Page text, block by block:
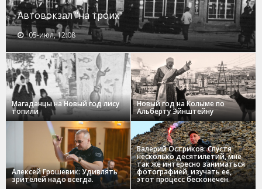
Автовокзал "на троих"
05-июл, 12:08
Магаданцы на Новый год лису
топили
Новый год на Колыме по
Альберту Эйнштейну
Алексей Грошевик: Удивлять
зрителей надо всегда.
Валерий Остриков: Спустя
несколько десятилетий, мне
так же интересно заниматься
фотографией, изучать ее,
этот процесс бесконечен.